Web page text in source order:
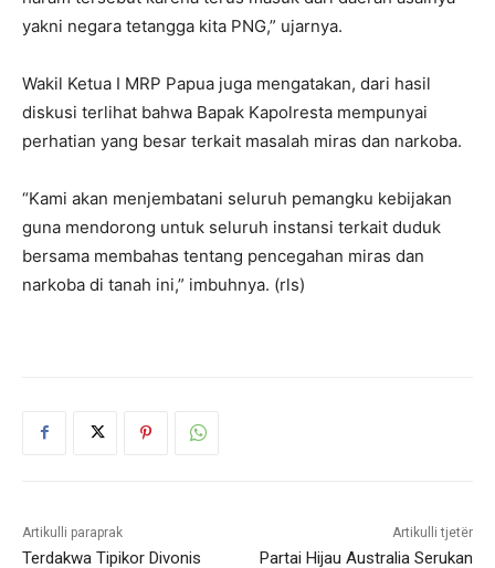
yakni negara tetangga kita PNG,” ujarnya.
Wakil Ketua I MRP Papua juga mengatakan, dari hasil
diskusi terlihat bahwa Bapak Kapolresta mempunyai
perhatian yang besar terkait masalah miras dan narkoba.
“Kami akan menjembatani seluruh pemangku kebijakan
guna mendorong untuk seluruh instansi terkait duduk
bersama membahas tentang pencegahan miras dan
narkoba di tanah ini,” imbuhnya. (rls)
Artikulli paraprak
Terdakwa Tipikor Divonis
Artikulli tjetër
Partai Hijau Australia Serukan